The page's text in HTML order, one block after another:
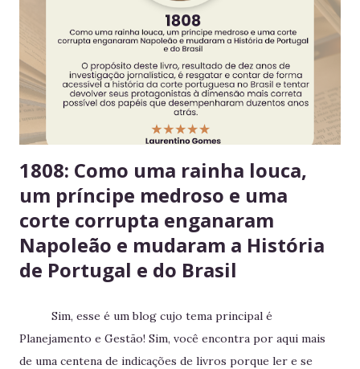
Consuma apenas o que é seu Evita mal-entendidos e
reforça a confiança entre colegas. 4. Derramou algo? Limpe
na hora Higiene imediata garante um ambiente limpo e
agradável para o próximo usuário. 5. Não deixe alimentos
estragarem Escolha um dia fixo da semana para revisar
seus itens e evitar desperdício. 6....
1808: Como uma rainha louca,
um príncipe medroso e uma
corte corrupta enganaram
Napoleão e mudaram a História
de Portugal e do Brasil
Sim, esse é um blog cujo tema principal é
Planejamento e Gestão! Sim, você encontra por aqui mais
de uma centena de indicações de livros porque ler e se